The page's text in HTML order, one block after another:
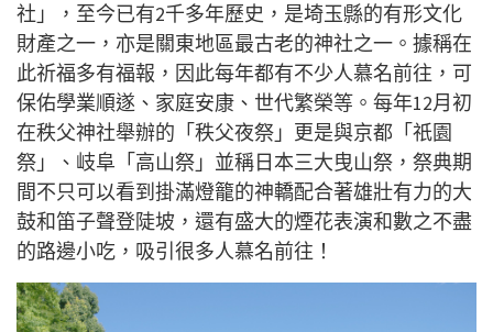
社」，至今已有2千多年歷史，是埼玉縣的有形文化
財產之一，亦是關東地區最古老的神社之一。據稱在
此祈福多有福報，因此每年都有不少人慕名前往，可
保佑學業順遂、家庭安康、世代繁榮等。每年12月初
在秩父神社舉辦的「秩父夜祭」更是與京都「祇園
祭」、岐阜「高山祭」並稱日本三大曳山祭，祭典期
間不只可以看到掛滿燈籠的神轎配合著雄壯有力的大
鼓和笛子聲登陡坡，還有盛大的煙花表演和數之不盡
的路邊小吃，吸引很多人慕名前往！